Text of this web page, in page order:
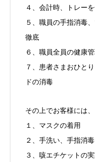
４、会計時、トレー
５、職員の手指消毒
徹底
６、職員全員の健康
７、患者さまおひと
ドの消毒
その上でお客様には、
１、マスクの着用
２、手洗い、手指消毒
３、咳エチケットの